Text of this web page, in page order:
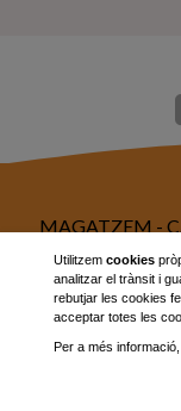
MAGATZEM -
Utilitzem cookies
analitzar el trànsit i
rebutjar les cookies
acceptar totes les
Per a més